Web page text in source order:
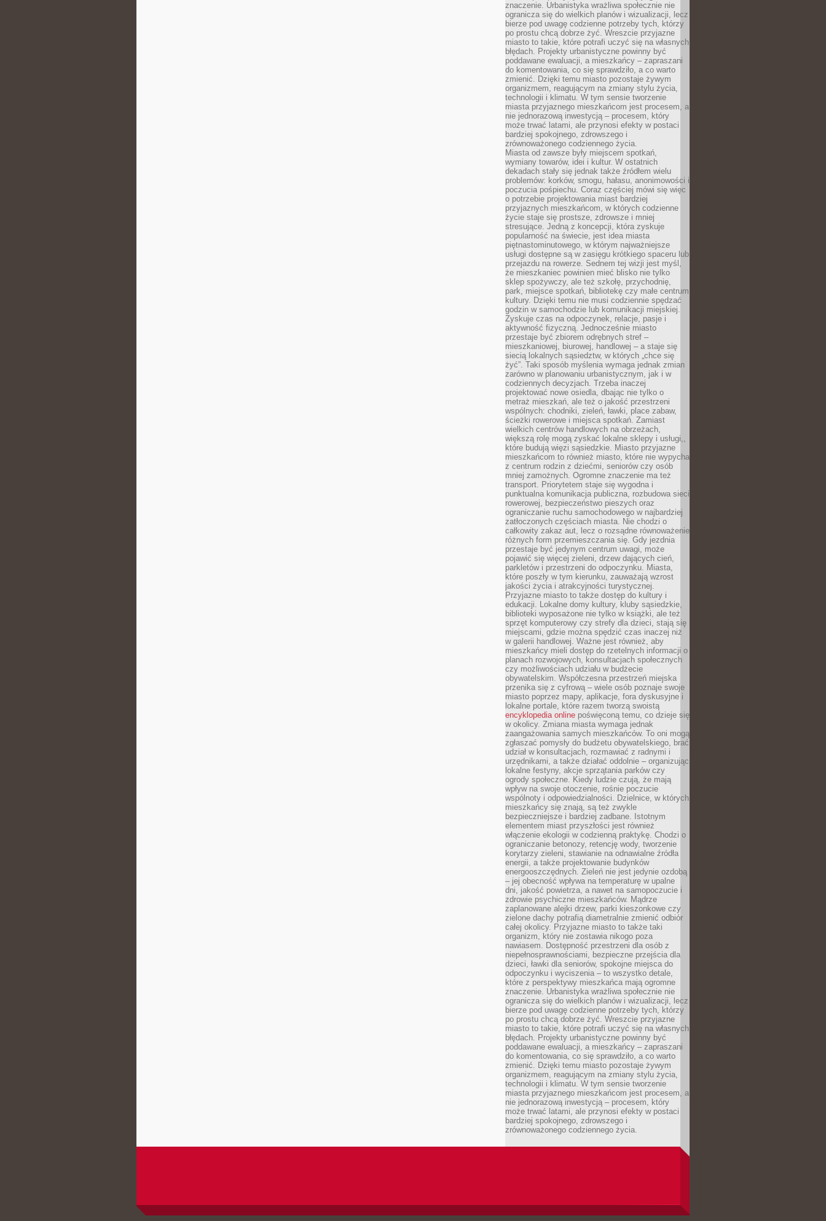
znaczenie. Urbanistyka wrażliwa społecznie nie
ogranicza się do wielkich planów i wizualizacji, lecz
bierze pod uwagę codzienne potrzeby tych, którzy
po prostu chcą dobrze żyć. Wreszcie przyjazne
miasto to takie, które potrafi uczyć się na własnych
błędach. Projekty urbanistyczne powinny być
poddawane ewaluacji, a mieszkańcy – zapraszani
do komentowania, co się sprawdziło, a co warto
zmienić. Dzięki temu miasto pozostaje żywym
organizmem, reagującym na zmiany stylu życia,
technologii i klimatu. W tym sensie tworzenie
miasta przyjaznego mieszkańcom jest procesem, a
nie jednorazową inwestycją – procesem, który
może trwać latami, ale przynosi efekty w postaci
bardziej spokojnego, zdrowszego i
zrównoważonego codziennego życia.
Miasta od zawsze były miejscem spotkań,
wymiany towarów, idei i kultur. W ostatnich
dekadach stały się jednak także źródłem wielu
problemów: korków, smogu, hałasu, anonimowości i
poczucia pośpiechu. Coraz częściej mówi się więc
o potrzebie projektowania miast bardziej
przyjaznych mieszkańcom, w których codzienne
życie staje się prostsze, zdrowsze i mniej
stresujące. Jedną z koncepcji, która zyskuje
popularność na świecie, jest idea miasta
piętnastominutowego, w którym najważniejsze
usługi dostępne są w zasięgu krótkiego spaceru lub
przejazdu na rowerze. Sednem tej wizji jest myśl,
że mieszkaniec powinien mieć blisko nie tylko
sklep spożywczy, ale też szkołę, przychodnię,
park, miejsce spotkań, bibliotekę czy małe centrum
kultury. Dzięki temu nie musi codziennie spędzać
godzin w samochodzie lub komunikacji miejskiej.
Zyskuje czas na odpoczynek, relacje, pasje i
aktywność fizyczną. Jednocześnie miasto
przestaje być zbiorem odrębnych stref –
mieszkaniowej, biurowej, handlowej – a staje się
siecią lokalnych sąsiedztw, w których „chce się
żyć”. Taki sposób myślenia wymaga jednak zmian
zarówno w planowaniu urbanistycznym, jak i w
codziennych decyzjach. Trzeba inaczej
projektować nowe osiedla, dbając nie tylko o
metraż mieszkań, ale też o jakość przestrzeni
wspólnych: chodniki, zieleń, ławki, place zabaw,
ścieżki rowerowe i miejsca spotkań. Zamiast
wielkich centrów handlowych na obrzeżach,
większą rolę mogą zyskać lokalne sklepy i usługi,,
które budują więzi sąsiedzkie. Miasto przyjazne
mieszkańcom to również miasto, które nie wypycha
z centrum rodzin z dziećmi, seniorów czy osób
mniej zamożnych. Ogromne znaczenie ma też
transport. Priorytetem staje się wygodna i
punktualna komunikacja publiczna, rozbudowa sieci
rowerowej, bezpieczeństwo pieszych oraz
ograniczanie ruchu samochodowego w najbardziej
zatłoczonych częściach miasta. Nie chodzi o
całkowity zakaz aut, lecz o rozsądne równoważenie
różnych form przemieszczania się. Gdy jezdnia
przestaje być jedynym centrum uwagi, może
pojawić się więcej zieleni, drzew dających cień,
parkletów i przestrzeni do odpoczynku. Miasta,
które poszły w tym kierunku, zauważają wzrost
jakości życia i atrakcyjności turystycznej.
Przyjazne miasto to także dostęp do kultury i
edukacji. Lokalne domy kultury, kluby sąsiedzkie,
biblioteki wyposażone nie tylko w książki, ale też
sprzęt komputerowy czy strefy dla dzieci, stają się
miejscami, gdzie można spędzić czas inaczej niż
w galerii handlowej. Ważne jest również, aby
mieszkańcy mieli dostęp do rzetelnych informacji o
planach rozwojowych, konsultacjach społecznych
czy możliwościach udziału w budżecie
obywatelskim. Współczesna przestrzeń miejska
przenika się z cyfrową – wiele osób poznaje swoje
miasto poprzez mapy, aplikacje, fora dyskusyjne i
lokalne portale, które razem tworzą swoistą
encyklopedia online poświęconą temu, co dzieje się
w okolicy. Zmiana miasta wymaga jednak
zaangażowania samych mieszkańców. To oni mogą
zgłaszać pomysły do budżetu obywatelskiego, brać
udział w konsultacjach, rozmawiać z radnymi i
urzędnikami, a także działać oddolnie – organizując
lokalne festyny, akcje sprzątania parków czy
ogrody społeczne. Kiedy ludzie czują, że mają
wpływ na swoje otoczenie, rośnie poczucie
wspólnoty i odpowiedzialności. Dzielnice, w których
mieszkańcy się znają, są też zwykle
bezpieczniejsze i bardziej zadbane. Istotnym
elementem miast przyszłości jest również
włączenie ekologii w codzienną praktykę. Chodzi o
ograniczanie betonozy, retencję wody, tworzenie
korytarzy zieleni, stawianie na odnawialne źródła
energii, a także projektowanie budynków
energooszczędnych. Zieleń nie jest jedynie ozdobą
– jej obecność wpływa na temperaturę w upalne
dni, jakość powietrza, a nawet na samopoczucie i
zdrowie psychiczne mieszkańców. Mądrze
zaplanowane alejki drzew, parki kieszonkowe czy
zielone dachy potrafią diametralnie zmienić odbiór
całej okolicy. Przyjazne miasto to także taki
organizm, który nie zostawia nikogo poza
nawiasem. Dostępność przestrzeni dla osób z
niepełnosprawnościami, bezpieczne przejścia dla
dzieci, ławki dla seniorów, spokojne miejsca do
odpoczynku i wyciszenia – to wszystko detale,
które z perspektywy mieszkańca mają ogromne
znaczenie. Urbanistyka wrażliwa społecznie nie
ogranicza się do wielkich planów i wizualizacji, lecz
bierze pod uwagę codzienne potrzeby tych, którzy
po prostu chcą dobrze żyć. Wreszcie przyjazne
miasto to takie, które potrafi uczyć się na własnych
błędach. Projekty urbanistyczne powinny być
poddawane ewaluacji, a mieszkańcy – zapraszani
do komentowania, co się sprawdziło, a co warto
zmienić. Dzięki temu miasto pozostaje żywym
organizmem, reagującym na zmiany stylu życia,
technologii i klimatu. W tym sensie tworzenie
miasta przyjaznego mieszkańcom jest procesem, a
nie jednorazową inwestycją – procesem, który
może trwać latami, ale przynosi efekty w postaci
bardziej spokojnego, zdrowszego i
zrównoważonego codziennego życia.